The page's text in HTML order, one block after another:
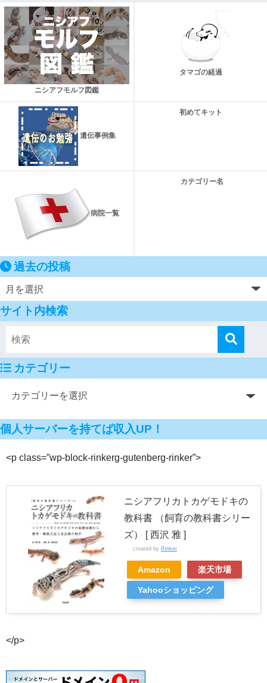
ニシアフモルフ図鑑
タマゴの経過
遺伝事例集
初めてキット
病院一覧
カテゴリー名
過去の投稿
サイト内検索
カテゴリー
個人サーバーを持てば収入UP！
<p class=”wp-block-rinkerg-gutenberg-rinker”>
ニシアフリカトカゲモドキの
教科書 （飼育の教科書シリー
ズ） [ 西沢 雅 ]
created by Rinker
Amazon 楽天市場
Yahooショッピング
</p>